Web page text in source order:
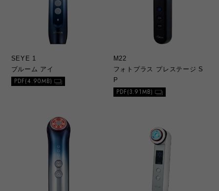
SEYE 1
ブルーム アイ
PDF(4.90MB)
M22
フォトプラス プレステージ S
P
PDF(3.91MB)